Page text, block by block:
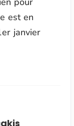
est en
janvier